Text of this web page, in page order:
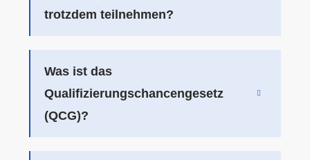
trotzdem teilnehmen?
Was ist das
Qualifizierungschancengesetz
(QCG)?